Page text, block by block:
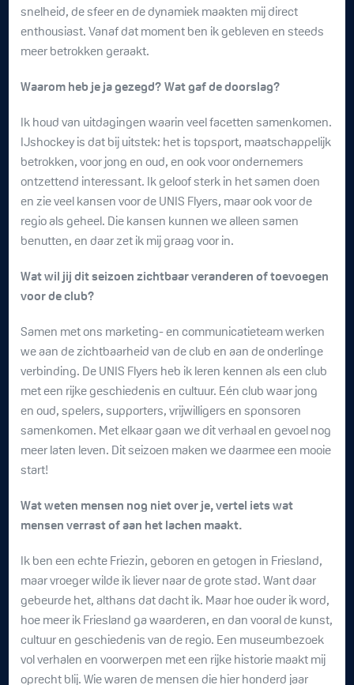
snelheid, de sfeer en de dynamiek maakten mij direct
enthousiast. Vanaf dat moment ben ik gebleven en steeds
meer betrokken geraakt.
Waarom heb je ja gezegd? Wat gaf de doorslag?
Ik houd van uitdagingen waarin veel facetten samenkomen.
IJshockey is dat bij uitstek: het is topsport, maatschappelijk
betrokken, voor jong en oud, en ook voor ondernemers
ontzettend interessant. Ik geloof sterk in het samen doen
en zie veel kansen voor de UNIS Flyers, maar ook voor de
regio als geheel. Die kansen kunnen we alleen samen
benutten, en daar zet ik mij graag voor in.
Wat wil jij dit seizoen zichtbaar veranderen of toevoegen
voor de club?
Samen met ons marketing- en communicatieteam werken
we aan de zichtbaarheid van de club en aan de onderlinge
verbinding. De UNIS Flyers heb ik leren kennen als een club
met een rijke geschiedenis en cultuur. Eén club waar jong
en oud, spelers, supporters, vrijwilligers en sponsoren
samenkomen. Met elkaar gaan we dit verhaal en gevoel nog
meer laten leven. Dit seizoen maken we daarmee een mooie
start!
Wat weten mensen nog niet over je, vertel iets wat
mensen verrast of aan het lachen maakt.
Ik ben een echte Friezin, geboren en getogen in Friesland,
maar vroeger wilde ik liever naar de grote stad. Want daar
gebeurde het, althans dat dacht ik. Maar hoe ouder ik word,
hoe meer ik Friesland ga waarderen, en dan vooral de kunst,
cultuur en geschiedenis van de regio. Een museumbezoek
vol verhalen en voorwerpen met een rijke historie maakt mij
oprecht blij. Wie waren de mensen die hier honderd jaar